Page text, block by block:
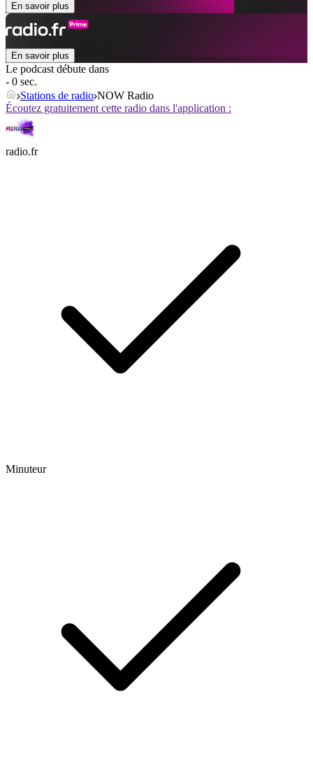
En savoir plus
En savoir plus
Le podcast débute dans
- 0 sec.
Stations de radio NOW Radio
Écoutez gratuitement cette radio dans l'application :
radio.fr
Minuteur